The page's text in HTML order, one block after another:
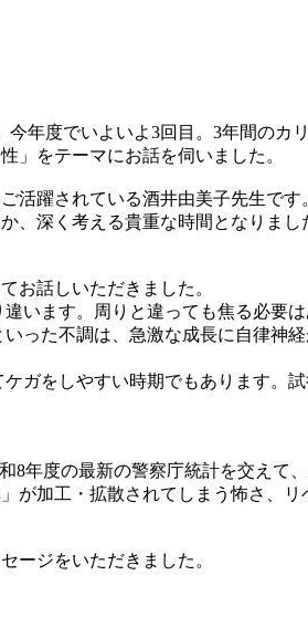
年度でいよいよ3回目。3年間のカ
」をテーマにお話を伺いました。
躍されている酒井由美子先生です
深く考える貴重な時間となりまし
お話しいただきました。
います。周りと違っても焦る必要は
った不調は、急激な成長に自律神
ガをしやすい時期でもあります。
年度の最新の警察庁統計を交えて
加工・拡散されてしまう怖さ、
ージをいただきました。